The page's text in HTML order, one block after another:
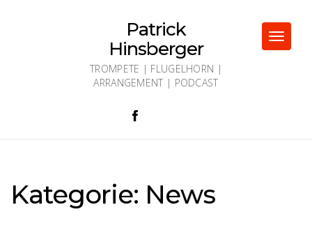
Patrick
Hinsberger
TROMPETE | FLUGELHORN |
ARRANGEMENT | PODCAST
Toggle
Kategorie: News